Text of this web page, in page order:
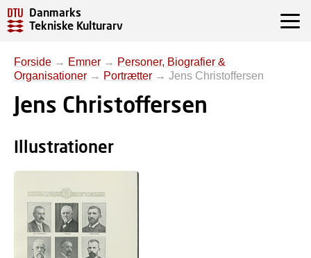
Danmarks
Tekniske Kulturarv
Forside → Emner → Personer, Biografier &
Organisationer → Portrætter → Jens Christoffersen
Jens Christoffersen
Illustrationer